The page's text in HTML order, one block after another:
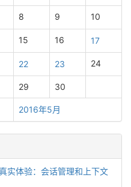
2016年5月
8 9 10
15 16 17
22 23 24
29 30
实体验：会话管理和上下文